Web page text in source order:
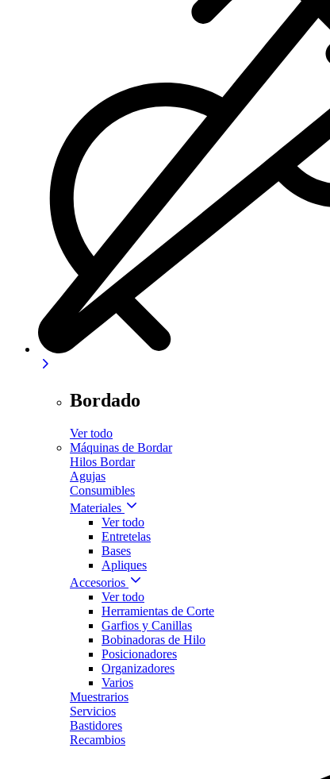
Bordado
Ver todo
Máquinas de Bordar
Hilos Bordar
Agujas
Consumibles
Materiales
Ver todo
Entretelas
Bases
Apliques
Accesorios
Ver todo
Herramientas de Corte
Garfios y Canillas
Bobinadoras de Hilo
Posicionadores
Organizadores
Varios
Muestrarios
Servicios
Bastidores
Recambios